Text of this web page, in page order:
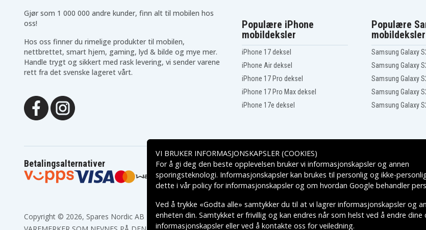
Gjør som 1 000 000 andre kunder, finn alt til mobilen hos
oss!
Hos oss finner du rimelige produkter til mobilen,
nettbrettet, smart hjem, gaming, lyd & bilde og mye mer.
Handle trygt og sikkert med rask levering, vi sender varene
rett fra det svenske lageret vårt.
Populære iPhone
mobildeksler
iPhone 17 deksel
iPhone Air deksel
iPhone 17 Pro deksel
iPhone 17 Pro Max deksel
iPhone 17e deksel
Populære
mobildeksler
Samsung Galaxy
Samsung Galaxy
Samsung Galaxy
Samsung Galaxy
Samsung Galaxy
Betalingsalternativer Leveringsalternativer
Copyright © 2026, Spares Nordic AB
VI BRUKER INFORMASJONSKAPSLER (COOKIES)
For å gi deg den beste opplevelsen bruker vi informasjonskapsler og annen
sporingsteknologi. Informasjonskapsler kan brukes til personlig og ikke-
dette i vårpolicy for informasjonskapslerog om hvordan Google behandler
Ved å trykke «Godta alle» samtykker du til at vi lagrer informasjonskapsler og
enheten din. Samtykket er frivillig og kan endres når som helst ved å endre
informasjonskapsler eller ved å kontakte oss for veiledning.